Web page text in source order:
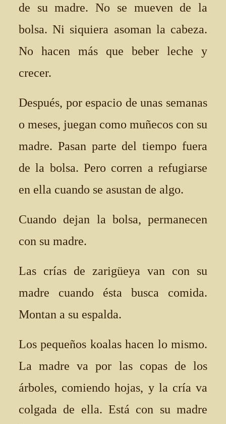
de su madre. No se mueven de la
bolsa. Ni siquiera asoman la cabeza.
No hacen más que beber leche y
crecer.
Después, por espacio de unas semanas
o meses, juegan como muñecos con su
madre. Pasan parte del tiempo fuera
de la bolsa. Pero corren a refugiarse
en ella cuando se asustan de algo.
Cuando dejan la bolsa, permanecen
con su madre.
Las crías de zarigüeya van con su
madre cuando ésta busca comida.
Montan a su espalda.
Los pequeños koalas hacen lo mismo.
La madre va por las copas de los
árboles, comiendo hojas, y la cría va
colgada de ella. Está con su madre